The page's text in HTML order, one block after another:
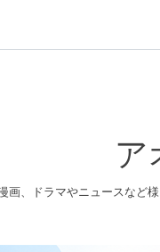
ア
画、ドラマやニュースなど